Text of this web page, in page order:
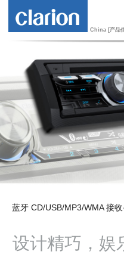
China [产品
蓝牙 CD/USB/MP3/WMA 接收
设计精巧，娱